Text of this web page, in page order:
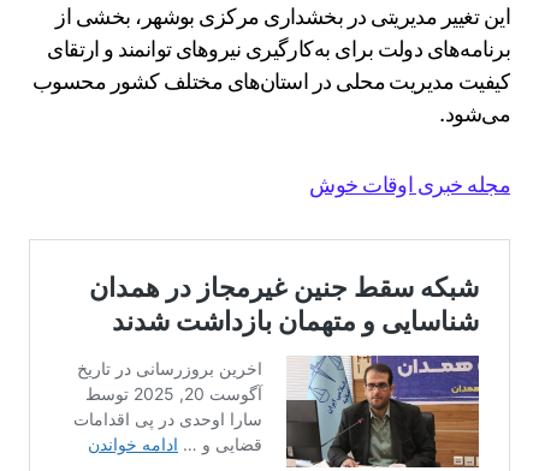
این تغییر مدیریتی در بخشداری مرکزی بوشهر، بخشی از
برنامه‌های دولت برای به‌کارگیری نیروهای توانمند و ارتقای
کیفیت مدیریت محلی در استان‌های مختلف کشور محسوب
می‌شود.
مجله خبری اوقات خوش